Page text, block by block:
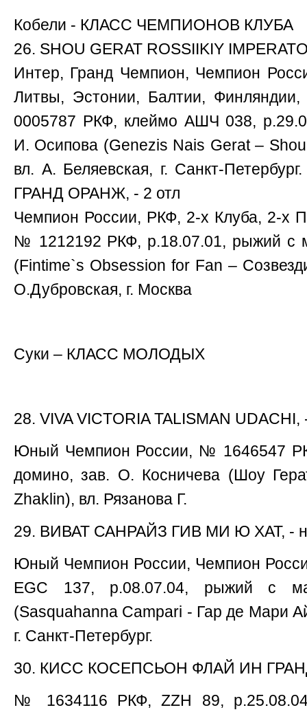
Кобели - КЛАСС ЧЕМПИОНОВ КЛУБА
26. SHOU GERAT ROSSIIKIY
Интер, Гранд Чемпион, Чемпион
Литвы, Эстонии, Балтии,
0005787 РКФ, клеймо АШЧ 038,
И. Осипова (Genezis Nais Gerat –
вл. А. Беляевская, г. Санкт-
ГРАНД ОРАНЖ, - 2 отл
Чемпион России, РКФ, 2-х Клуба, 2-х
№ 1212192 РКФ, р.18.07.01, рыжий с
(Fintime`s Obsession for Fan –
О.Дубровская, г. Москва
Суки – КЛАСС МОЛОДЫХ
28. VIVA VICTORIA TALISMAN UDACHI,
Юный Чемпион России, № 1646547
домино, зав. О. Косничева (Шоу
Zhaklin), вл. Рязанова Г.
29. ВИВАТ САНРАЙЗ ГИВ МИ Ю ХАТ, -
Юный Чемпион России, Чемпион
EGC 137, р.08.07.04, рыжий с
(Sаsquahanna Campari - Гар де Мари
г. Санкт-Петербург.
30. КИСС КОСЕПСЬОН ФЛАЙ ИН
№ 1634116 РКФ, ZZH 89,